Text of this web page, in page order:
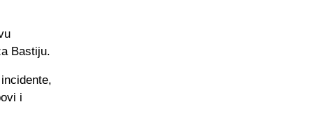
Bastiju.
i